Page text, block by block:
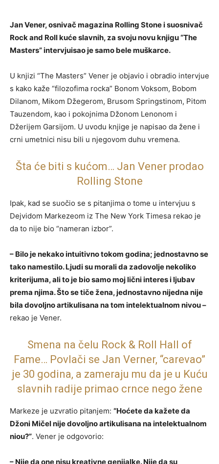
Jan Vener, osnivač magazina Rolling Stone i suosnivač
Rock and Roll kuće slavnih, za svoju novu knjigu “The
Masters” intervjuisao je samo bele muškarce.
U knjizi “The Masters” Vener je objavio i obradio intervjue
s kako kaže “filozofima rocka” Bonom Voksom, Bobom
Dilanom, Mikom Džegerom, Brusom Springstinom, Pitom
Tauzendom, kao i pokojnima Džonom Lenonom i
Džerijem Garsijom. U uvodu knjige je napisao da žene i
crni umetnici nisu bili u njegovom duhu vremena.
Šta će biti s kućom… Jan Vener prodao
Rolling Stone
Ipak, kad se suočio se s pitanjima o tome u intervjuu s
Dejvidom Markezeom iz The New York Timesa rekao je
da to nije bio “nameran izbor”.
– Bilo je nekako intuitivno tokom godina; jednostavno se
tako namestilo. Ljudi su morali da zadovolje nekoliko
kriterijuma, ali to je bio samo moj lični interes i ljubav
prema njima. Što se tiče žena, jednostavno nijedna nije
bila dovoljno artikulisana na tom intelektualnom nivou –
rekao je Vener.
Smena na čelu Rock & Roll Hall of
Fame… Povlači se Jan Verner, “carevao”
je 30 godina, a zameraju mu da je u Kuću
slavnih radije primao crnce nego žene
Markeze je uzvratio pitanjem: “Hoćete da kažete da
Džoni Mičel nije dovoljno artikulisana na intelektualnom
niou?”. Vener je odgovorio:
– Nije da one nisu kreativne genijalke. Nije da su